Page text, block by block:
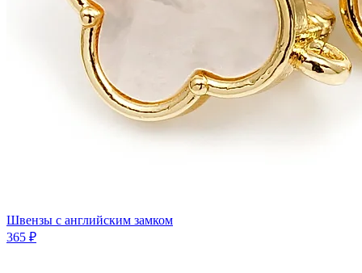
Швензы с английским замком
365 ₽